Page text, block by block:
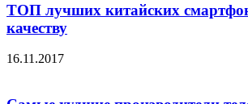
ТОП лучших китайских
качеству
16.11.2017